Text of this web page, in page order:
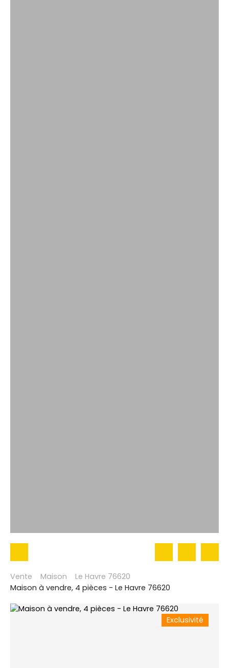
Vente Maison
Le Havre 76620
Maison à vendre, 4 pièces - Le Havre 76620
Exclusivité